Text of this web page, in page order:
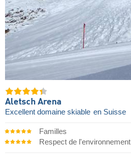
Aletsch Arena
Excellent domaine skiable en Suisse
Familles
Respect de l'environnement